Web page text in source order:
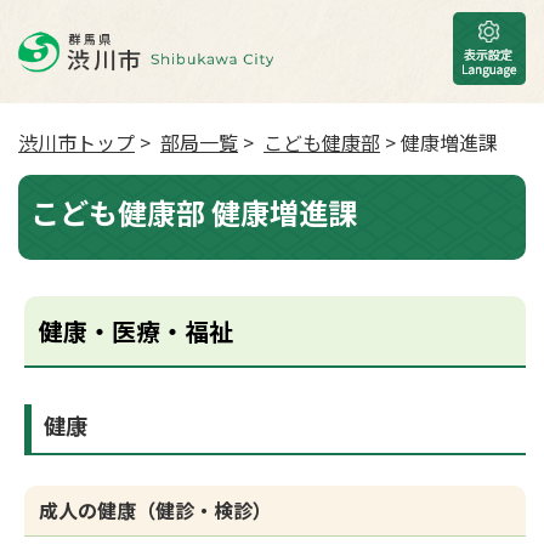
渋川市トップ > 部局一覧 > こども健康部 > 健康増進課
こども健康部 健康増進課
健康・医療・福祉
健康
成人の健康（健診・検診）